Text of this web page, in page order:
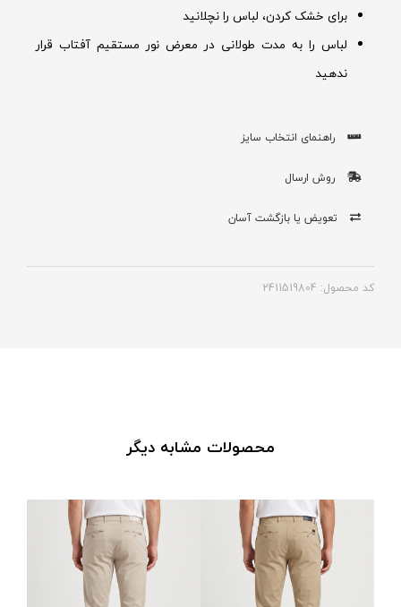
برای خشک کردن، لباس را نچلانید
لباس را به مدت طولانی در معرض نور مستقیم آفتاب قرار
ندهید
راهنمای انتخاب سایز
روش ارسال
تعویض یا بازگشت آسان
کد محصول: 2411519804
محصولات مشابه دیگر